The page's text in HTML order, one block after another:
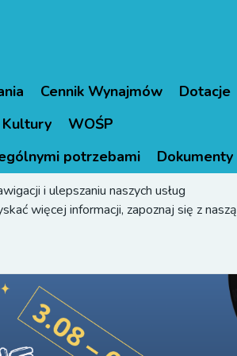
Cennik Wynajmów
Dotacje
WOŚP
potrzebami Dokumenty
i ulepszaniu naszych usług
więcej informacji, zapoznaj się z naszą